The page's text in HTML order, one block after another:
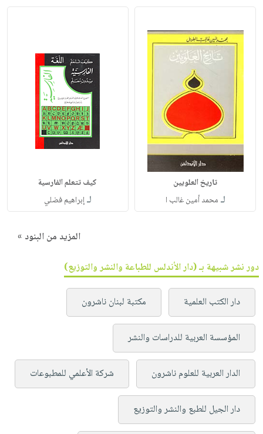
تاريخ العلويين
لـ محمد أمين غالب ا
كيف تتعلم الفارسية
لـإبراهيم فضلي
المزيد من البنود »
دور نشر شبيهة بـ (دار الأندلس للطباعة والنشر والتوزيع)
دار الكتب العلمية مكتبة لبنان ناشرون
المؤسسة العربية للدراسات والنشر
الدار العربية للعلوم ناشرون شركة الأعلمي للمطبوعات
دار الجيل للطبع والنشر والتوزيع